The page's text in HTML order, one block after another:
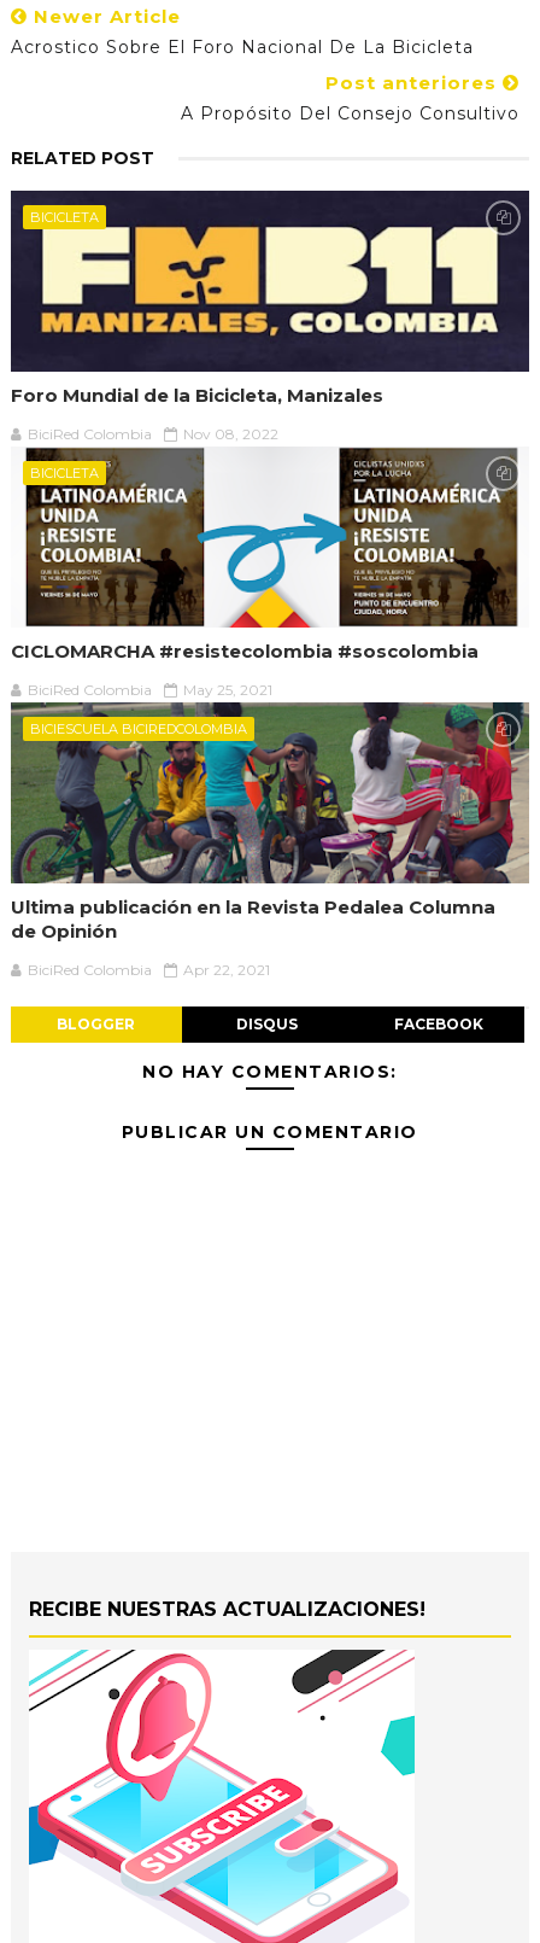
Newer Article
Acrostico Sobre El Foro Nacional De La Bicicleta
Post anteriores
A Propósito Del Consejo Consultivo
RELATED POST
BICICLETA
Foro Mundial de la Bicicleta, Manizales
BiciRed Colombia Nov 08, 2022
BICICLETA
CICLOMARCHA #resistecolombia #soscolombia
BiciRed Colombia May 25, 2021
BICIESCUELA BICIREDCOLOMBIA
Ultima publicación en la Revista Pedalea Columna
de Opinión
BiciRed Colombia Apr 22, 2021
BLOGGER DISQUS FACEBOOK
NO HAY COMENTARIOS:
PUBLICAR UN COMENTARIO
RECIBE NUESTRAS ACTUALIZACIONES!